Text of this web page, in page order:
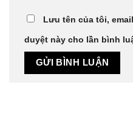
Lưu tên của tôi,
duyệt này cho lần bình